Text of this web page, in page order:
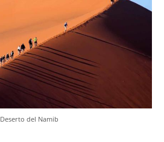
Deserto del Namib